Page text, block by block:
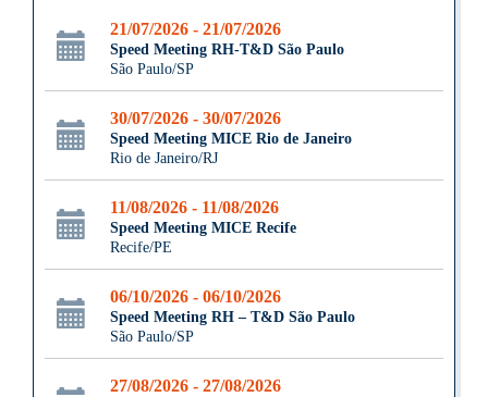
21/07/2026 - 21/07/2026
Speed Meeting RH-T&D São Paulo
São Paulo/SP
30/07/2026 - 30/07/2026
Speed Meeting MICE Rio de Janeiro
Rio de Janeiro/RJ
11/08/2026 - 11/08/2026
Speed Meeting MICE Recife
Recife/PE
06/10/2026 - 06/10/2026
Speed Meeting RH – T&D São Paulo
São Paulo/SP
27/08/2026 - 27/08/2026